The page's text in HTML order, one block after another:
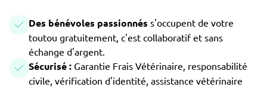
Des bénévoles passionnés s'occupent de votre
toutou gratuitement, c'est collaboratif et sans
échange d'argent.
Sécurisé : Garantie Frais Vétérinaire, responsabilité
civile, vérification d'identité, assistance vétérinaire